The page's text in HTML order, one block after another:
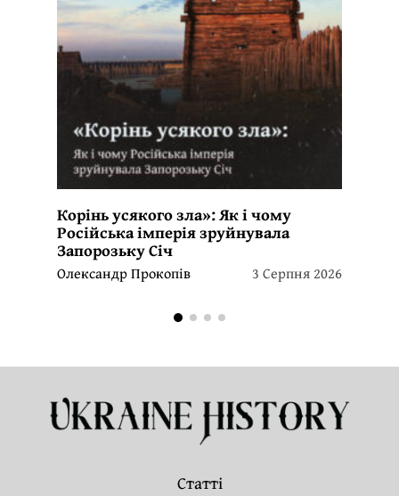
Корінь усякого зла»: Як і чому
Російська імперія зруйнувала
Запорозьку Січ
Олександр Прокопів 3 Серпня 2026
Статті